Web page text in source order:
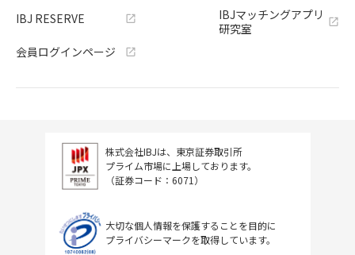
IBJ RESERVE
会員ログインページ
IBJマッチングアプリ
研究室
株式会社IBJは、東京証券取引所
プライム市場に上場しております。
（証券コード：6071）
大切な個人情報を保護することを目的に
プライバシーマークを取得しています。